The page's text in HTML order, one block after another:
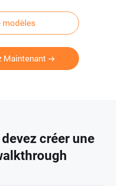
modèles
Maintenant
créer une